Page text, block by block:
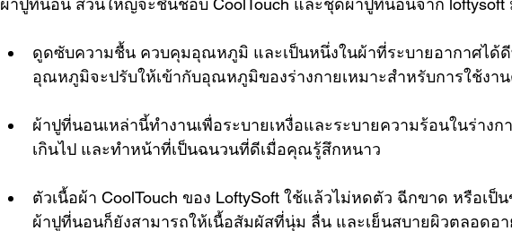
ผ้าปูที่นอน ส่วนใหญ่จะชื่นชอบ CoolTouch และชุดผ้าปูที่นอนจาก loftysoft
ดูดซับความชื้น ควบคุมอุณหภูมิ และเป็นหนึ่งในผ้าที่ระบายอากาศได้
อุณหภูมิจะปรับให้เข้ากับอุณหภูมิของร่างกายเหมาะสำหรับการใช้งา
ผ้าปูที่นอนเหล่านี้ทำงานเพื่อระบายเหงื่อและระบายความร้อนในร่าง
เกินไป และทำหน้าที่เป็นฉนวนที่ดีเมื่อคุณรู้สึกหนาว
ตัวเนื้อผ้า CoolTouch ของ LoftySoft ใช้แล้วไม่หดตัว ฉีกขาด หรือเ
ผ้าปูที่นอนก็ยังสามารถให้เนื้อสัมผัสที่นุ่ม ลื่น และเย็นสบายผิวตลอดอ